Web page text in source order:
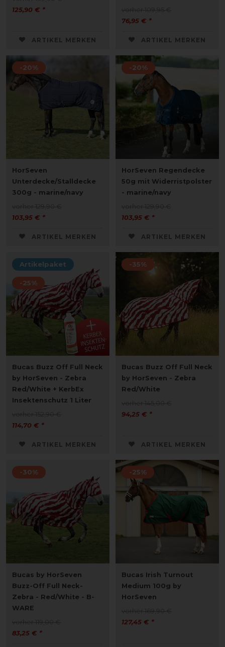
125,90 € *
ARTIKEL MERKEN
76,95 € *
ARTIKEL MERKEN
-20%
HorSeven
Unterdecke/Stalldecke
300g - marine/navy
103,95 € *
ARTIKEL MERKEN
-20%
HorSeven Regendecke
50g mit Widerristpolster
- marine/navy
103,95 € *
ARTIKEL MERKEN
Artikelpaket
-25%
Bucas Buzz Off Full Neck
by HorSeven - Zebra
Red/White + KerbEx
Insektenschutz 1 Liter
114,70 € *
ARTIKEL MERKEN
-35%
Bucas Buzz Off Full Neck
by HorSeven - Zebra
Red/White
94,25 € *
ARTIKEL MERKEN
-30%
Bucas by HorSeven
Buzz-Off Full Neck-
Zebra - Red/White - B-
WARE
83,25 € *
-25%
Bucas Irish Turnout
Medium 100g by
HorSeven
127,45 € *